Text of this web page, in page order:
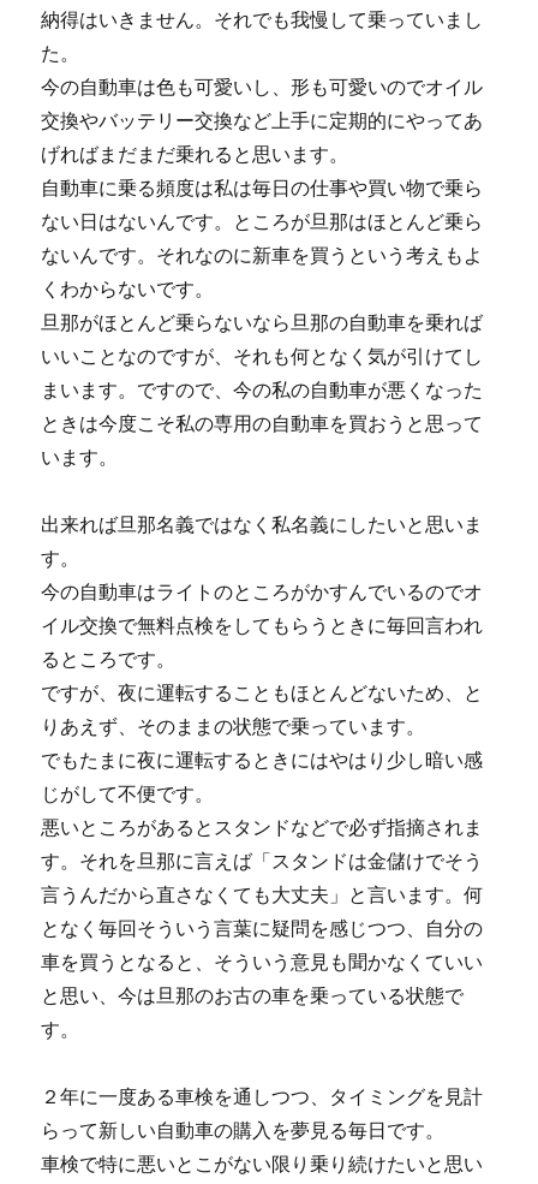
納得はいきません。それでも我慢して乗っていまし
た。
今の自動車は色も可愛いし、形も可愛いのでオイル
交換やバッテリー交換など上手に定期的にやってあ
げればまだまだ乗れると思います。
自動車に乗る頻度は私は毎日の仕事や買い物で乗ら
ない日はないんです。ところが旦那はほとんど乗ら
ないんです。それなのに新車を買うという考えもよ
くわからないです。
旦那がほとんど乗らないなら旦那の自動車を乗れば
いいことなのですが、それも何となく気が引けてし
まいます。ですので、今の私の自動車が悪くなった
ときは今度こそ私の専用の自動車を買おうと思って
います。
出来れば旦那名義ではなく私名義にしたいと思いま
す。
今の自動車はライトのところがかすんでいるのでオ
イル交換で無料点検をしてもらうときに毎回言われ
るところです。
ですが、夜に運転することもほとんどないため、と
りあえず、そのままの状態で乗っています。
でもたまに夜に運転するときにはやはり少し暗い感
じがして不便です。
悪いところがあるとスタンドなどで必ず指摘されま
す。それを旦那に言えば「スタンドは金儲けでそう
言うんだから直さなくても大丈夫」と言います。何
となく毎回そういう言葉に疑問を感じつつ、自分の
車を買うとなると、そういう意見も聞かなくていい
と思い、今は旦那のお古の車を乗っている状態で
す。
２年に一度ある車検を通しつつ、タイミングを見計
らって新しい自動車の購入を夢見る毎日です。
車検で特に悪いとこがない限り乗り続けたいと思い